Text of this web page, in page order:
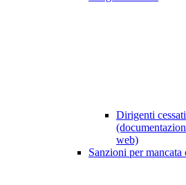
Dirigenti
web)
Sanzioni per